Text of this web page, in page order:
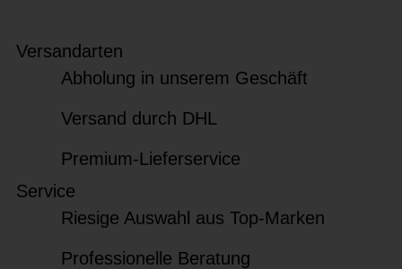
Versandarten
Abholung in unserem Geschäft
Versand durch DHL
Premium-Lieferservice
Service
Riesige Auswahl aus Top-Marken
Professionelle Beratung